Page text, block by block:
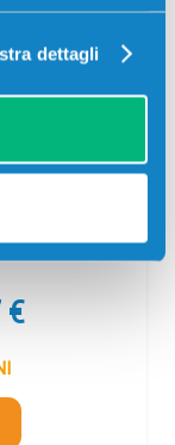
dettagli
MAGENTA
€Il